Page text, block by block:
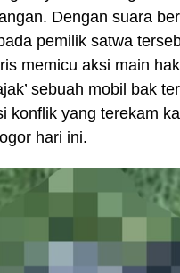
Dengan suara
pemilik satwa
memicu aksi main
sebuah mobil bak
konflik yang terekam
hari ini.